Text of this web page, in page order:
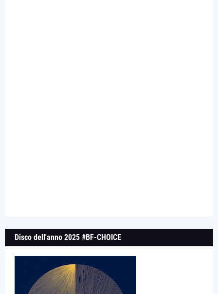
Disco dell'anno 2025 #BF-CHOICE